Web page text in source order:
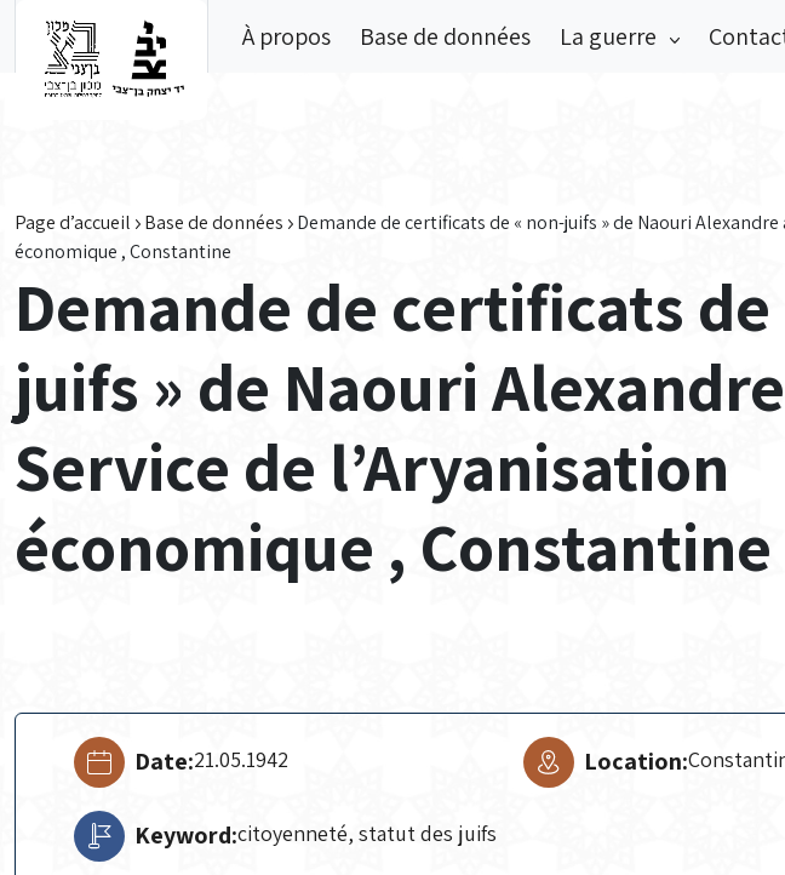
À propos Base de données La guerre
Page d’accueil Base de données
Demande de certificats de « non-juifs » de Naouri Alexandre
économique , Constantine
Demande de certificats de
juifs » de Naouri
Service de l’Aryanisation
économique , Constantine
Date:21.05.1942 Location:
Keyword:citoyenneté, statut des juifs